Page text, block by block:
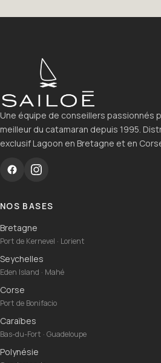
Une équipe de conseillers passionnés
meilleur du catamaran depuis 1995.
exclusif Lagoon en Bretagne et en
NOS BASES
Bretagne
Port de Kernevel · Lorient
Seychelles
Eden Island · Mahé
Corse
Port de Bonifacio
Caraïbes
Bas-du-Fort · Guadeloupe
Polynésie